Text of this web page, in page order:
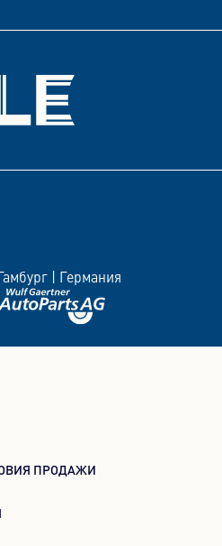
| Германия
ПРОДАЖИ